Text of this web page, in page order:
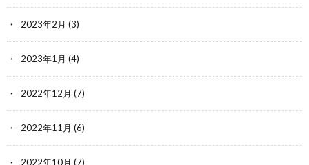
2023年2月 (3)
2023年1月 (4)
2022年12月 (7)
2022年11月 (6)
2022年10月 (7)